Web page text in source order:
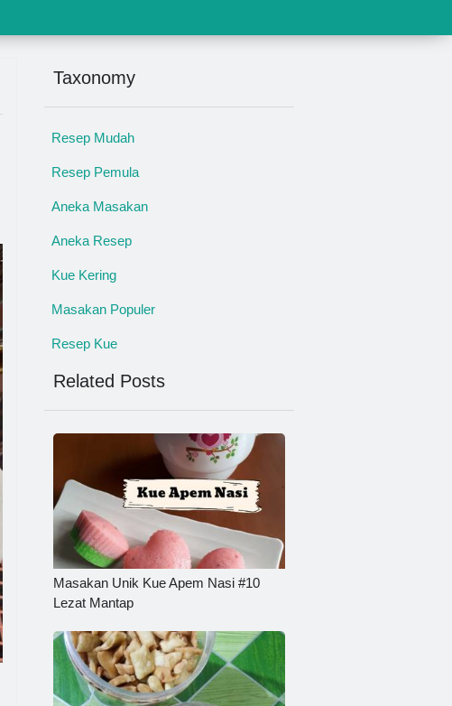
Taxonomy
Resep Mudah
Resep Pemula
Aneka Masakan
Aneka Resep
Kue Kering
Masakan Populer
Resep Kue
Related Posts
Masakan Unik Kue Apem Nasi #10
Lezat Mantap